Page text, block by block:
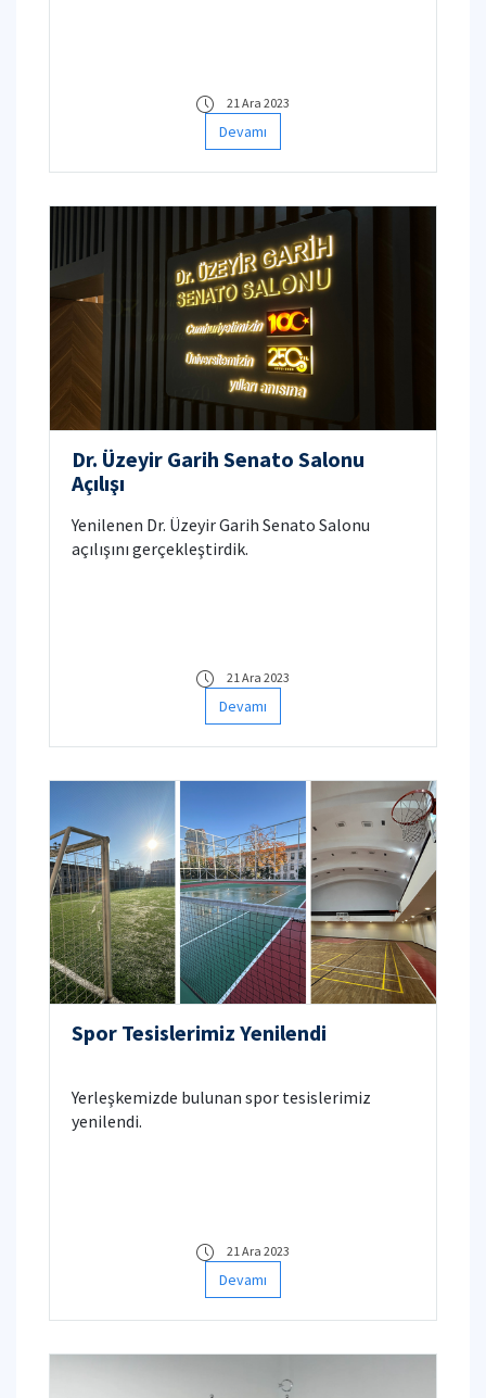
21 Ara 2023
Devamı
Dr. Üzeyir Garih Senato Salonu
Açılışı
Yenilenen Dr. Üzeyir Garih Senato Salonu
açılışını gerçekleştirdik.
21 Ara 2023
Devamı
Spor Tesislerimiz Yenilendi
Yerleşkemizde bulunan spor tesislerimiz
yenilendi.
21 Ara 2023
Devamı